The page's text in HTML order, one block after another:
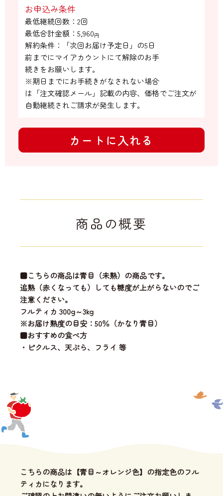
お申込み条件
最低継続回数：2回
最低合計金額： 5,960円
解約条件：「次回お届け予定日」の5日
前までにマイアカウントにて解除のお手
続きをお願いします。
※期日までにお手続きがなされない場合
は「注文確認メール」記載の内容、価格でご注文が
自動継続されご請求が発生します。
カートに入れる
商品の概要
■こちらの商品は青目（未熟）の商品です。
追熟（赤くなっても）しても糖度が上がらないのでご
注意ください。
フルティカ 300g～3kg
※お届け熟度の目安：50％（かなり青目）
■おすすめの食べ方
・ピクルス、天ぷら、フライ 等
こちらの商品は【青目～オレンジ色】の指定色のフル
ティカになります。